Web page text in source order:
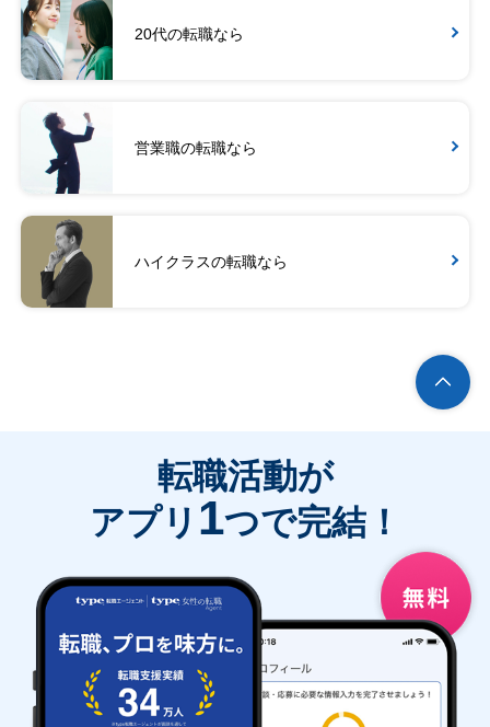
20代の転職なら
営業職の転職なら
ハイクラスの転職なら
転職活動が
アプリ 1つで完結！